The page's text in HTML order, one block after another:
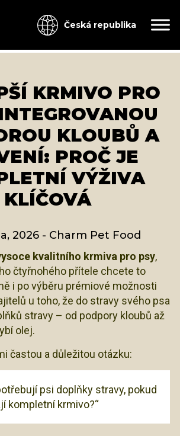
Česká republika
KRMIVO PRO
KLOUBŮ A
PROČ JE
VÝŽIVA
KLÍČOVÁ
2026 - Charm Pet Food
kvalitního krmiva pro psy,
čtyřnohého přítele chcete to
i po výběru prémiové možnosti
u toho, že do stravy svého psa
stravy – od podpory kloubů až
olej.
častou a důležitou otázku:
psi doplňky stravy, pokud
kompletní krmivo?“